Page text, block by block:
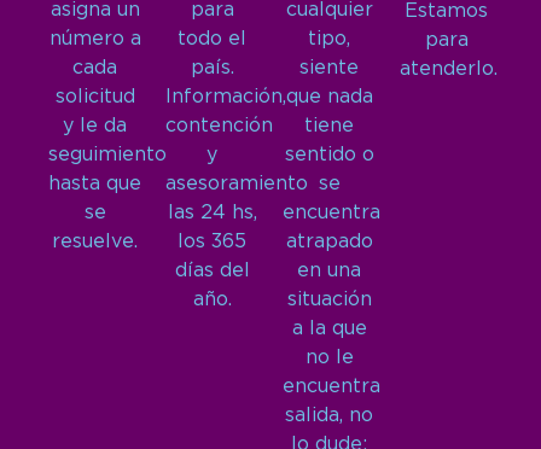
asigna un
número a
cada
solicitud
y le da
seguimiento
hasta que
se
resuelve.
para
todo el
país.
Información,
contención
y
asesoramiento
las 24 hs,
los 365
días del
año.
cualquier
tipo,
siente
que nada
tiene
sentido o
se
encuentra
atrapado
en una
situación
a la que
no le
encuentra
salida, no
lo dude:
Estamos
para
atenderlo.